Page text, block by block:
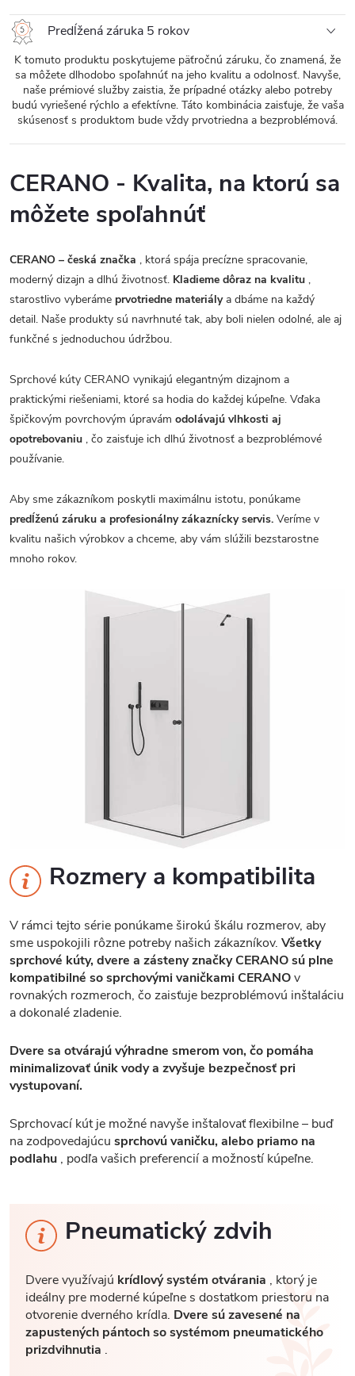
Predĺžená záruka 5 rokov
K tomuto produktu poskytujeme päťročnú záruku, čo znamená, že
sa môžete dlhodobo spoľahnúť na jeho kvalitu a odolnosť. Navyše,
naše prémiové služby zaistia, že prípadné otázky alebo potreby
budú vyriešené rýchlo a efektívne. Táto kombinácia zaisťuje, že vaša
skúsenosť s produktom bude vždy prvotriedna a bezproblémová.
CERANO - Kvalita, na ktorú sa
môžete spoľahnúť
CERANO – česká značka , ktorá spája precízne spracovanie,
moderný dizajn a dlhú životnosť. Kladieme dôraz na kvalitu ,
starostlivo vyberáme prvotriedne materiálya dbáme na každý
detail. Naše produkty sú navrhnuté tak, aby boli nielen odolné, ale aj
funkčné s jednoduchou údržbou.
Sprchové kúty CERANO vynikajú elegantným dizajnom a
praktickými riešeniami, ktoré sa hodia do každej kúpeľne. Vďaka
špičkovým povrchovým úpravám odolávajú vlhkosti aj
opotrebovaniu , čo zaisťuje ich dlhú životnosť a bezproblémové
používanie.
Aby sme zákazníkom poskytli maximálnu istotu, ponúkame
predĺženú záruku a profesionálny zákaznícky servis. Veríme v
kvalitu našich výrobkov a chceme, aby vám slúžili bezstarostne
mnoho rokov.
Rozmery a kompatibilita
V rámci tejto série ponúkame širokú škálu rozmerov, aby
sme uspokojili rôzne potreby našich zákazníkov. Všetky
sprchové kúty, dvere a zásteny značky CERANO sú plne
kompatibilné so sprchovými vaničkami CERANOv
rovnakých rozmeroch, čo zaisťuje bezproblémovú inštaláciu
a dokonalé zladenie.
Dvere sa otvárajú výhradne smerom von, čo pomáha
minimalizovať únik vody a zvyšuje bezpečnosť pri
vystupovaní.
Sprchovací kút je možné navyše inštalovať flexibilne – buď
na zodpovedajúcu sprchovú vaničku, alebo priamo na
podlahu , podľa vašich preferencií a možností kúpeľne.
Pneumatický zdvih
Dvere využívajú krídlový systém otvárania , ktorý je
ideálny pre moderné kúpeľne s dostatkom priestoru na
otvorenie dverného krídla. Dvere sú zavesené na
zapustených pántoch so systémom pneumatického
prizdvihnutia .